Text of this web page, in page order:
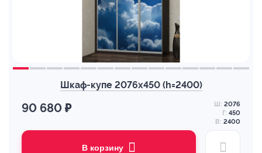
Шкаф-купе 2076х450 (h=2400)
90 680 ₽ Ш: 2076
Г: 450
В: 2400
В корзину